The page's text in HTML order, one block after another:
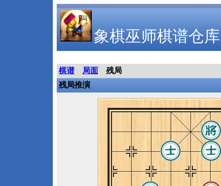
象棋巫师棋谱仓库
棋谱 局面
残局
残局推演